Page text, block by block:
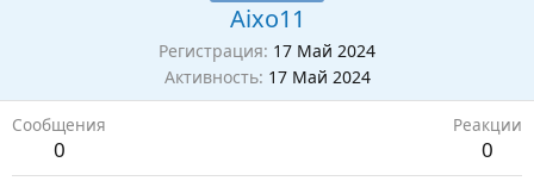
Aixo11
Регистрация 17 Май 2024
Активность 17 Май 2024
Сообщения
0
Реакции
0